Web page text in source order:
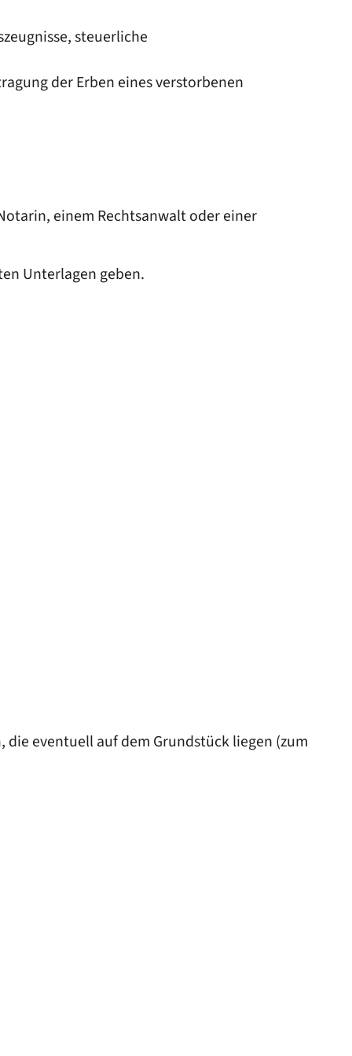
steuerliche
der Erben eines verstorbenen
einem Rechtsanwalt oder einer
Unterlagen geben.
eventuell auf dem Grundstück liegen (zum